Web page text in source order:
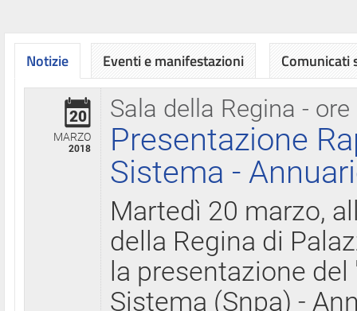
Notizie
Sala della Regina - ore
20
MARZO
2018
Presentazione
Sistema -
Martedì 20 marzo,
della Regina di
la presentazione
Sistema (Snpa) -
Eventi e manifestazioni Comunicati